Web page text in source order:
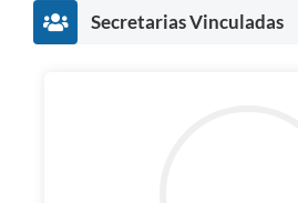
Secretarias Vinculadas